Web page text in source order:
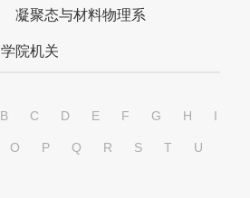
凝聚态与材料物理系
学院机关
B C D E F G H I
O P Q R S T U